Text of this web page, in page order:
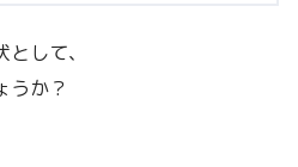
して、
うか？